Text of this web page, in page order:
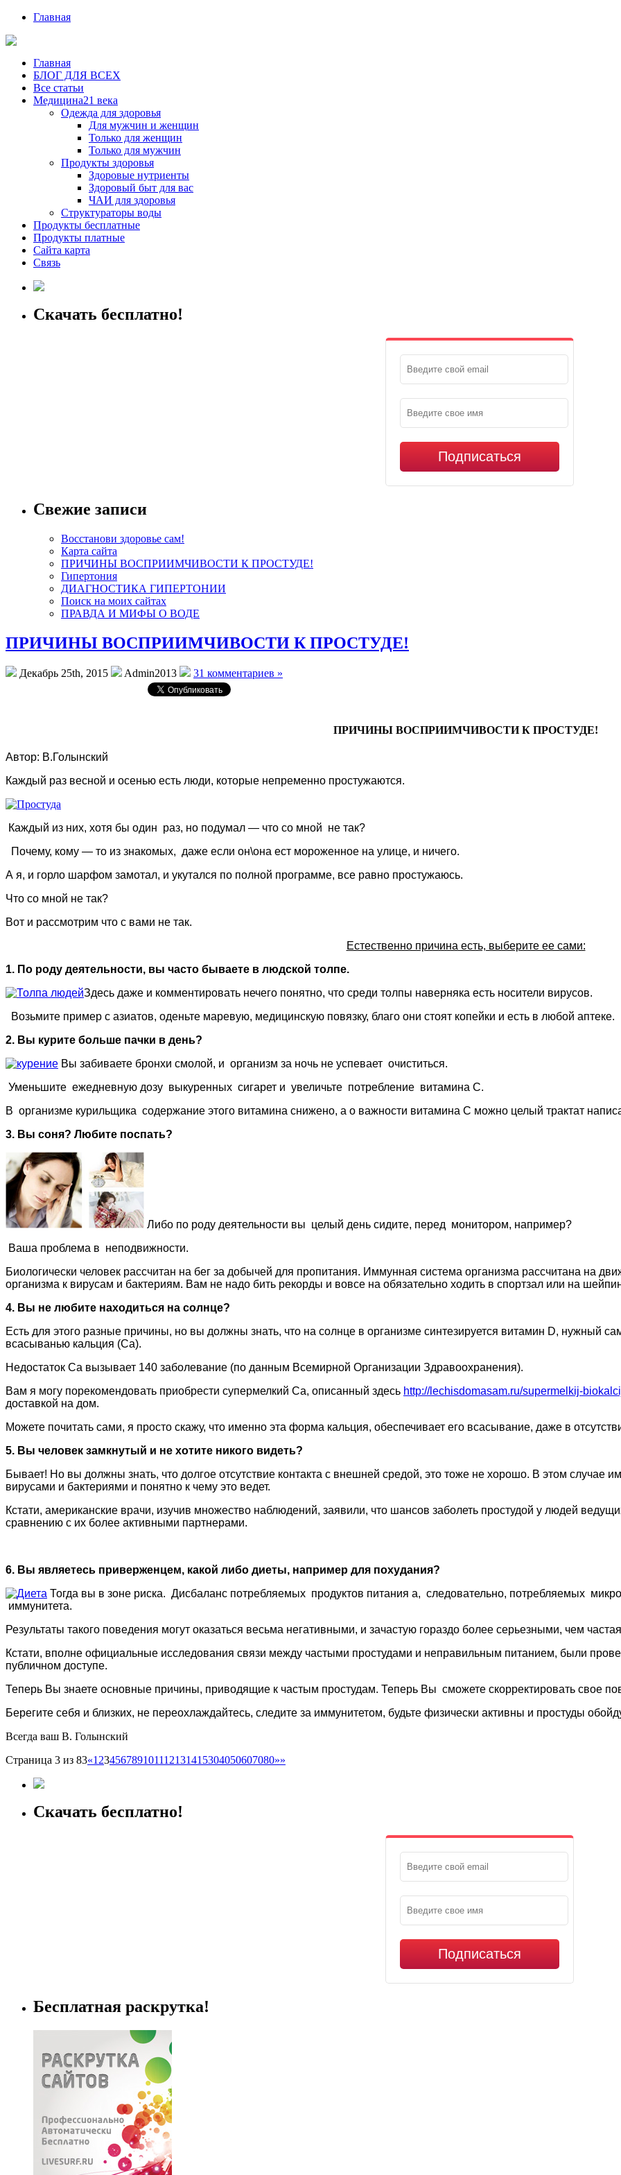
Главная
Главная
БЛОГ ДЛЯ ВСЕХ
Все статьи
Медицина21 века
Одежда для здоровья
Для мужчин и женщин
Только для женщин
Только для мужчин
Продукты здоровья
Здоровые нутриенты
Здоровый быт для вас
ЧАИ для здоровья
Структураторы воды
Продукты бесплатные
Продукты платные
Сайта карта
Связь
Скачать бесплатно!
Подписаться
Свежие записи
Восстанови здоровье сам!
Карта сайта
ПРИЧИНЫ ВОСПРИИМЧИВОСТИ К ПРОСТУДЕ!
Гипертония
ДИАГНОСТИКА ГИПЕРТОНИИ
Поиск на моих сайтах
ПРАВДА И МИФЫ О ВОДЕ
ПРИЧИНЫ ВОСПРИИМЧИВОСТИ К ПРОСТУДЕ!
Декабрь 25th, 2015 Admin2013 31 комментариев »
ПРИЧИНЫ ВОСПРИИМЧИВОСТИ К ПРОСТУДЕ!
Автор: В.Голынский
Каждый раз весной и осенью есть люди, которые непременно простужаются.
Каждый из них, хотя бы один раз, но подумал — что со мной не так?
Почему, кому — то из знакомых, даже если он\она ест мороженное на улице, и ничего.
А я, и горло шарфом замотал, и укутался по полной программе, все равно простужаюсь.
Что со мной не так?
Вот и рассмотрим что с вами не так.
Естественно причина есть, выберите ее сами:
1. По роду деятельности, вы часто бываете в людской толпе.
Здесь даже и комментировать нечего понятно, что среди толпы наверняка есть носители вирусов.
Возьмите пример с азиатов, оденьте маревую, медицинскую повязку, благо они стоят копейки и есть в любой аптеке.
2. Вы курите больше пачки в день?
Вы забиваете бронхи смолой, и организм за ночь не успевает очиститься.
Уменьшите ежедневную дозу выкуренных сигарет и увеличьте потребление витамина С.
В организме курильщика содержание этого витамина снижено, а о важности витамина С можно целый трактат
3. Вы соня? Любите поспать?
Либо по роду деятельности вы целый день сидите, перед монитором, например?
Ваша проблема в неподвижности.
Биологически человек рассчитан на бег за добычей для пропитания. Иммунная система организма рассчитана на
организма к вирусам и бактериям. Вам не надо бить рекорды и вовсе на обязательно ходить в спортзал или на
4. Вы не любите находиться на солнце?
Есть для этого разные причины, но вы должны знать, что на солнце в организме синтезируется витамин D, нужный
всасыванью кальция (Са).
Недостаток Са вызывает 140 заболевание (по данным Всемирной Организации Здравоохранения).
Вам я могу порекомендовать приобрести супермелкий Са, описанный здесь http://lechisdomasam.ru/supermelkij-
доставкой на дом.
Можете почитать сами, я просто скажу, что именно эта форма кальция, обеспечивает его всасывание, даже в
5. Вы человек замкнутый и не хотите никого видеть?
Бывает! Но вы должны знать, что долгое отсутствие контакта с внешней средой, это тоже не хорошо. В этом случае
вирусами и бактериями и понятно к чему это ведет.
Кстати, американские врачи, изучив множество наблюдений, заявили, что шансов заболеть простудой у людей
сравнению с их более активными партнерами.
6. Вы являетесь приверженцем, какой либо диеты, например для похудания?
Тогда вы в зоне риска. Дисбаланс потребляемых продуктов питания а, следовательно, потребляемых
иммунитета.
Результаты такого поведения могут оказаться весьма негативными, и зачастую гораздо более серьезными, чем
Кстати, вполне официальные исследования связи между частыми простудами и неправильным питанием, были
публичном доступе.
Теперь Вы знаете основные причины, приводящие к частым простудам. Теперь Вы сможете скорректировать свое
Берегите себя и близких, не переохлаждайтесь, следите за иммунитетом, будьте физически активны и простуды
Всегда ваш В. Голынский
Страница 3 из 83«1 23456789101112131415304050607080»»
Скачать бесплатно!
Подписаться
Бесплатная раскрутка!